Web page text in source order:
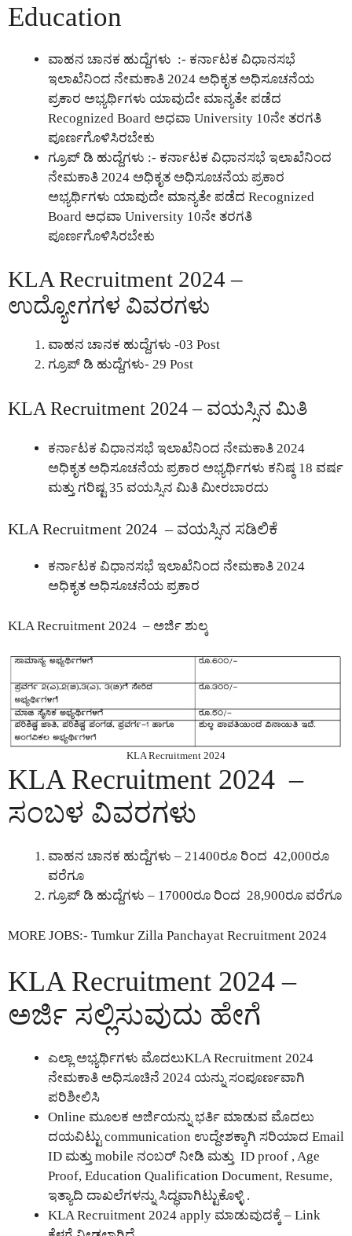
Education
ವಾಹನ ಚಾನಕ ಹುದ್ದೆಗಳು :- ಕರ್ನಾಟಕ ವಿಧಾನಸಭೆ
ಇಲಾಖೆನಿಂದ ನೇಮಕಾತಿ 2024 ಅಧಿಕೃತ ಅಧಿಸೂಚನೆಯ
ಪ್ರಕಾರ ಅಭ್ಯರ್ಥಿಗಳು ಯಾವುದೇ ಮಾನ್ಯತೇ ಪಡೆದ
Recognized Board ಅಧವಾ University 10ನೇ ತರಗತಿ
ಪೂರ್ಣಗೊಳಿಸಿರಬೇಕು
ಗ್ರೂಪ್ ಡಿ ಹುದ್ದೆಗಳು :- ಕರ್ನಾಟಕ ವಿಧಾನಸಭೆ ಇಲಾಖೆನಿಂದ
ನೇಮಕಾತಿ 2024 ಅಧಿಕೃತ ಅಧಿಸೂಚನೆಯ ಪ್ರಕಾರ
ಅಭ್ಯರ್ಥಿಗಳು ಯಾವುದೇ ಮಾನ್ಯತೇ ಪಡೆದ Recognized
Board ಅಧವಾ University 10ನೇ ತರಗತಿ
ಪೂರ್ಣಗೊಳಿಸಿರಬೇಕು
KLA Recruitment 2024 –
ಉದ್ಯೋಗಗಳ ವಿವರಗಳು
ವಾಹನ ಚಾನಕ ಹುದ್ದೆಗಳು -03 Post
ಗ್ರೂಪ್ ಡಿ ಹುದ್ದೆಗಳು- 29 Post
KLA Recruitment 2024 – ವಯಸ್ಸಿನ ಮಿತಿ
ಕರ್ನಾಟಕ ವಿಧಾನಸಭೆ ಇಲಾಖೆನಿಂದ ನೇಮಕಾತಿ 2024
ಅಧಿಕೃತ ಅಧಿಸೂಚನೆಯ ಪ್ರಕಾರ ಅಭ್ಯರ್ಥಿಗಳು ಕನಿಷ್ಠ 18 ವರ್ಷ
ಮತ್ತು ಗರಿಷ್ಟ 35 ವಯಸ್ಸಿನ ಮಿತಿ ಮೀರಬಾರದು
KLA Recruitment 2024 – ವಯಸ್ಸಿನ ಸಡಿಲಿಕೆ
ಕರ್ನಾಟಕ ವಿಧಾನಸಭೆ ಇಲಾಖೆನಿಂದ ನೇಮಕಾತಿ 2024
ಅಧಿಕೃತ ಅಧಿಸೂಚನೆಯ ಪ್ರಕಾರ
KLA Recruitment 2024 – ಅರ್ಜಿ ಶುಲ್ಕ
KLA Recruitment 2024
KLA Recruitment 2024 –
ಸಂಬಳ ವಿವರಗಳು
ವಾಹನ ಚಾನಕ ಹುದ್ದೆಗಳು – 21400ರೂ ರಿಂದ 42,000ರೂ
ವರೆಗೂ
ಗ್ರೂಪ್ ಡಿ ಹುದ್ದೆಗಳು – 17000ರೂ ರಿಂದ 28,900ರೂ ವರೆಗೂ
MORE JOBS:- Tumkur Zilla Panchayat Recruitment 2024
KLA Recruitment 2024 –
ಅರ್ಜಿ ಸಲ್ಲಿಸುವುದು ಹೇಗೆ
ಎಲ್ಲಾ ಅಭ್ಯರ್ಥಿಗಳು ಮೊದಲುKLA Recruitment 2024
ನೇಮಕಾತಿ ಅಧಿಸೂಚಿನೆ 2024 ಯನ್ನು ಸಂಪೂರ್ಣವಾಗಿ
ಪರಿಶೀಲಿಸಿ
Online ಮೂಲಕ ಅರ್ಜಿಯನ್ನು ಭರ್ತಿ ಮಾಡುವ ಮೊದಲು
ದಯವಿಟ್ಟು communication ಉದ್ದೇಶಕ್ಕಾಗಿ ಸರಿಯಾದ Email
ID ಮತ್ತು mobile ನಂಬರ್ ನೀಡಿ ಮತ್ತು ID proof , Age
Proof, Education Qualification Document, Resume,
ಇತ್ಯಾದಿ ದಾಖಲೆಗಳನ್ನು ಸಿದ್ಧವಾಗಿಟ್ಟುಕೊಳ್ಳಿ .
KLA Recruitment 2024 apply ಮಾಡುವುದಕ್ಕೆ – Link